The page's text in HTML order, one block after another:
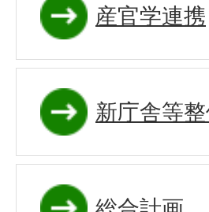
産官学連携
新庁舎等